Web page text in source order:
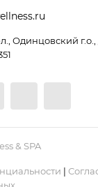
Одинцовский г.о.,
& SPA
|